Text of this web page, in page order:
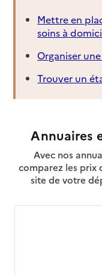
Mettre en
soins à
Organiser
Trouver un
Annuaires
Avec nos
comparez les prix
site de votre